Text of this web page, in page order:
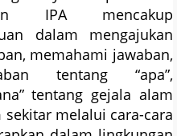
IPA mencakup
dalam mengajukan
memahami jawaban,
tentang “apa”,
tentang gejala alam
melalui cara-cara